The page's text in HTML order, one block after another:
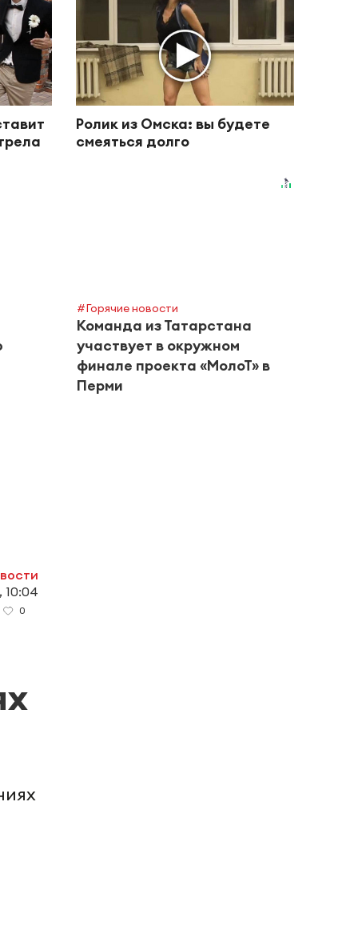
Ролик из Омска: вы будете
смеяться долго
#Горячие новости
Команда из Татарстана
участвует в окружном
финале проекта «МолоТ» в
Перми
10:04
0